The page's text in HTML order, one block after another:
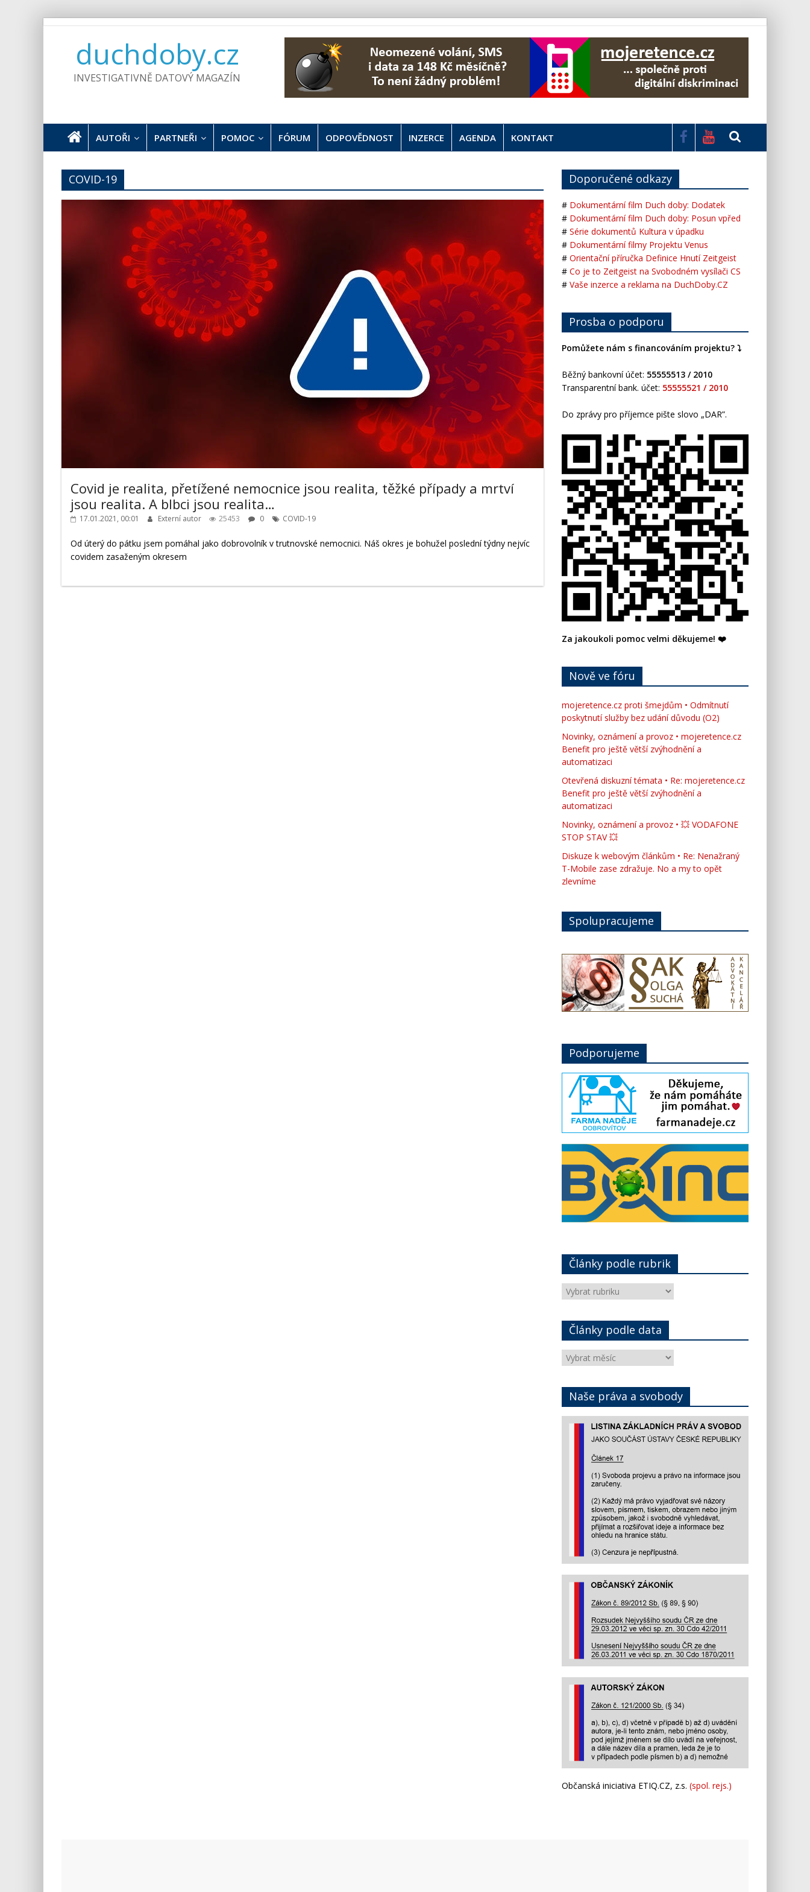
Skip
duchdoby.cz
INVESTIGATIVNĚ DATOVÝ MAGAZÍN
AUTOŘI PARTNEŘI POMOC FÓRUM ODPOVĚDNOST INZERCE AGENDA KONTAKT
COVID-19
Covid je realita, přetížené nemocnice jsou realita, těžké případy a mrtví
jsou realita. A blbci jsou realita…
17.01.2021, 00:01 Externí autor 25453 0 COVID-19
Od úterý do pátku jsem pomáhal jako dobrovolník v trutnovské nemocnici. Náš okres je bohužel poslední týdny nejvíc
covidem zasaženým okresem
Doporučené odkazy
# Dokumentární film Duch doby: Dodatek
# Dokumentární film Duch doby: Posun vpřed
# Série dokumentů Kultura v úpadku
# Dokumentární filmy Projektu Venus
# Orientační příručka Definice Hnutí Zeitgeist
# Co je to Zeitgeist na Svobodném vysílači CS
# Vaše inzerce a reklama na DuchDoby.CZ
Prosba o podporu
Pomůžete nám s financováním projektu? ⤵️
Běžný bankovní účet: 55555513 / 2010
Transparentní bank. účet: 55555521 / 2010
Do zprávy pro příjemce pište slovo „DAR”.
Za jakoukoli pomoc velmi děkujeme! ❤️
Nově ve fóru
mojeretence.cz proti šmejdům • Odmítnutí
poskytnutí služby bez udání důvodu (O2)
Novinky, oznámení a provoz • mojeretence.cz
Benefit pro ještě větší zvýhodnění a
automatizaci
Otevřená diskuzní témata • Re: mojeretence.cz
Benefit pro ještě větší zvýhodnění a
automatizaci
Novinky, oznámení a provoz • 💥 VODAFONE
STOP STAV 💥
Diskuze k webovým článkům • Re: Nenažraný
T-Mobile zase zdražuje. No a my to opět
zlevníme
Spolupracujeme
Podporujeme
Články podle rubrik
Články
podle
Články podle data
Články
podle
Naše práva a svobody
Občanská iniciativa ETIQ.CZ, z.s. (spol. rejs.)